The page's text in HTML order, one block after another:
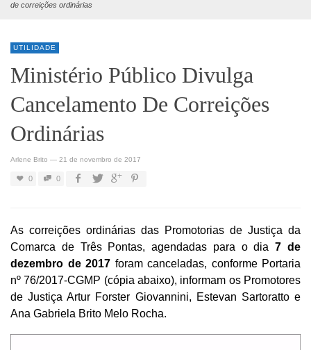
de correições ordinárias
UTILIDADE
Ministério Público Divulga
Cancelamento De Correições
Ordinárias
Arlene Brito — 21 de novembro de 2017
0 0
As correições ordinárias das Promotorias de Justiça da
Comarca de Três Pontas, agendadas para o dia7 de
dezembro de 2017 foram canceladas, conforme Portaria
nº 76/2017-CGMP (cópia abaixo), informam os Promotores
de Justiça Artur Forster Giovannini, Estevan Sartoratto e
Ana Gabriela Brito Melo Rocha.